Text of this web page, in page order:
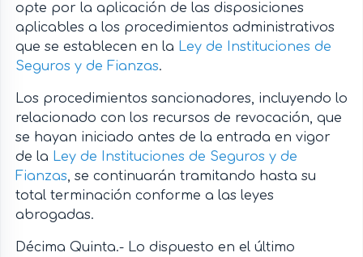
opte por la aplicación de las disposiciones
aplicables a los procedimientos administrativos
que se establecen en la Ley de Instituciones de
Seguros y de Fianzas.
Los procedimientos sancionadores, incluyendo lo
relacionado con los recursos de revocación, que
se hayan iniciado antes de la entrada en vigor
de la Ley de Instituciones de Seguros y de
Fianzas, se continuarán tramitando hasta su
total terminación conforme a las leyes
abrogadas.
Décima Quinta.- Lo dispuesto en el último